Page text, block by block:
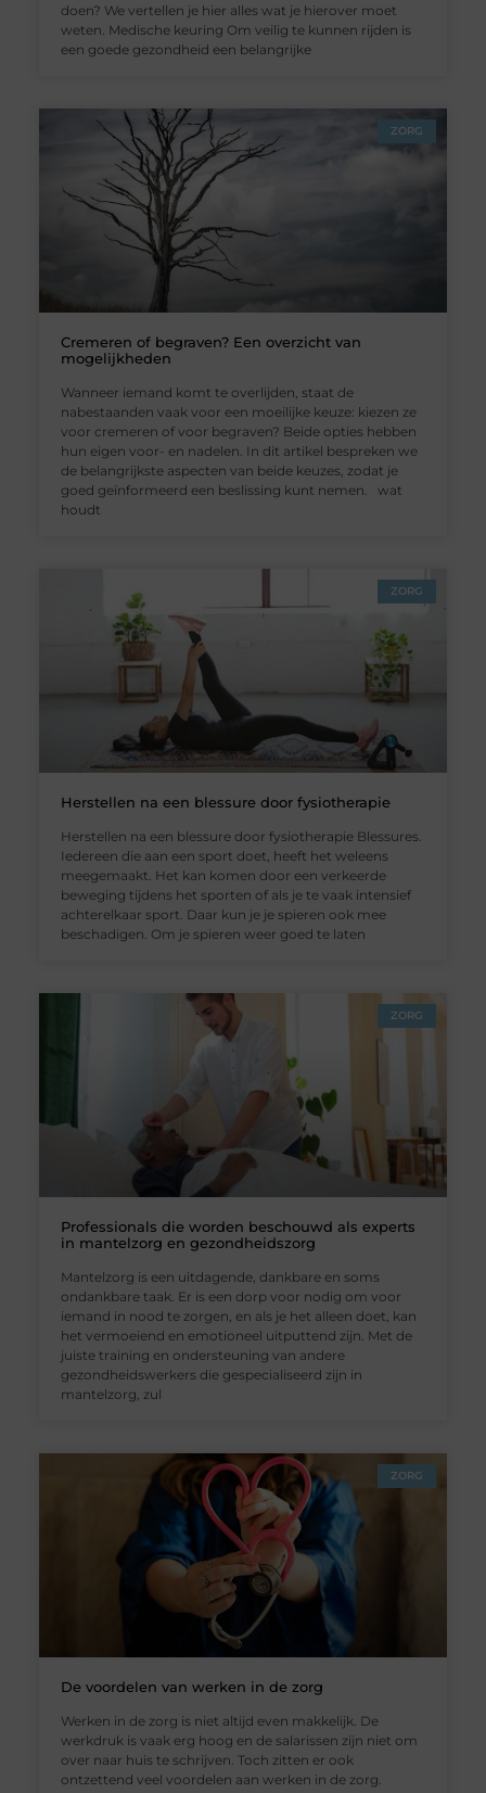
doen? We vertellen je hier alles wat je hierover moet
weten. Medische keuring Om veilig te kunnen rijden is
een goede gezondheid een belangrijke
ZORG
Cremeren of begraven? Een overzicht van
mogelijkheden
Wanneer iemand komt te overlijden, staat de
nabestaanden vaak voor een moeilijke keuze: kiezen ze
voor cremeren of voor begraven? Beide opties hebben
hun eigen voor- en nadelen. In dit artikel bespreken we
de belangrijkste aspecten van beide keuzes, zodat je
goed geïnformeerd een beslissing kunt nemen. wat
houdt
ZORG
Herstellen na een blessure door fysiotherapie
Herstellen na een blessure door fysiotherapie Blessures.
Iedereen die aan een sport doet, heeft het weleens
meegemaakt. Het kan komen door een verkeerde
beweging tijdens het sporten of als je te vaak intensief
achterelkaar sport. Daar kun je je spieren ook mee
beschadigen. Om je spieren weer goed te laten
ZORG
Professionals die worden beschouwd als experts
in mantelzorg en gezondheidszorg
Mantelzorg is een uitdagende, dankbare en soms
ondankbare taak. Er is een dorp voor nodig om voor
iemand in nood te zorgen, en als je het alleen doet, kan
het vermoeiend en emotioneel uitputtend zijn. Met de
juiste training en ondersteuning van andere
gezondheidswerkers die gespecialiseerd zijn in
mantelzorg, zul
ZORG
De voordelen van werken in de zorg
Werken in de zorg is niet altijd even makkelijk. De
werkdruk is vaak erg hoog en de salarissen zijn niet om
over naar huis te schrijven. Toch zitten er ook
ontzettend veel voordelen aan werken in de zorg.